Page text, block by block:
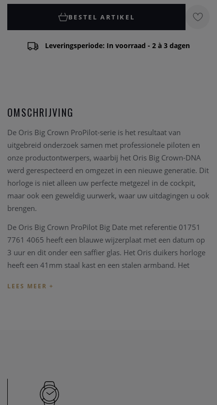
BESTEL ARTIKEL
Leveringsperiode: In voorraad - 2 à 3 dagen
OMSCHRIJVING
De Oris Big Crown ProPilot-serie is het resultaat van
uitgebreid onderzoek samen met professionele piloten en
onze productontwerpers, waarbij het Oris Big Crown-DNA
werd gerespecteerd en omgezet in een nieuwe generatie. Dit
horloge is niet alleen uw perfecte metgezel in de cockpit,
maar ook een geweldig uurwerk, waar uw uitdagingen u ook
brengen.
De Oris Big Crown ProPilot Big Date met referentie 01751
7761 4065 heeft een blauwe wijzerplaat met een datum op
3 uur en dit onder een saffier glas. Het Oris duikers horloge
heeft een 41mm staal kast en een stalen armband. Het
alle documenten.
Wenst u meer informatie ivm het horloge, de collectie van